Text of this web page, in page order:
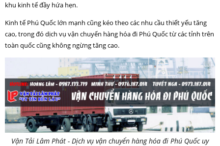
khu kinh tế đầy hứa hẹn.
Kinh tế Phú Quốc lớn mạnh cũng kéo theo các nhu cầu thiết yếu tăng
cao, trong đó dịch vụ vận chuyển hàng hóa đi Phú Quốc từ các tỉnh trên
toàn quốc cũng không ngừng tăng cao.
Vận Tải Lâm Phát - Dịch vụ vận chuyển hàng hóa đi Phú Quốc uy